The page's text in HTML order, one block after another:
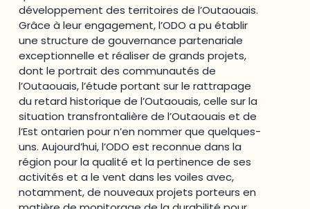
développement des territoires de l’Outaouais.
Grâce à leur engagement, l’ODO a pu établir
une structure de gouvernance partenariale
exceptionnelle et réaliser de grands projets,
dont le portrait des communautés de
l’Outaouais, l’étude portant sur le rattrapage
du retard historique de l’Outaouais, celle sur la
situation transfrontalière de l’Outaouais et de
l’Est ontarien pour n’en nommer que quelques-
uns. Aujourd’hui, l’ODO est reconnue dans la
région pour la qualité et la pertinence de ses
activités et a le vent dans les voiles avec,
notamment, de nouveaux projets porteurs en